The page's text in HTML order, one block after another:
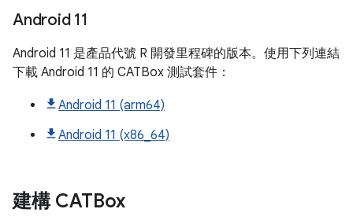
Android 11
Android 11 是產品代號 R 開發里程碑的版本。使用下列連結
下載 Android 11 的 CATBox 測試套件：
Android 11 (arm64)
Android 11 (x86_64)
建構 CATBox